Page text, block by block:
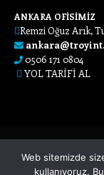
ANKARA OFİSİMİZ
Remzi Oğuz Arık,
0506 171 0804
YOL TARİFİ AL
Web sitemizde
kullanıyoruz.